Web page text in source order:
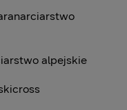
alpejskie